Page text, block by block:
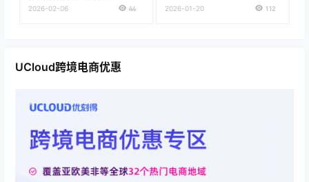
2026-02-06 44 2026-01-20 112
UCloud跨境电商优惠